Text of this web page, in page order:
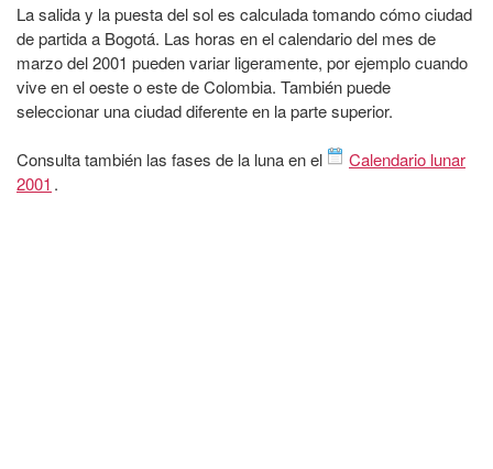
La salida y la puesta del sol es calculada tomando cómo ciudad
de partida a Bogotá. Las horas en el calendario del mes de
marzo del 2001 pueden variar ligeramente, por ejemplo cuando
vive en el oeste o este de Colombia. También puede
seleccionar una ciudad diferente en la parte superior.
Consulta también las fases de la luna en el
Calendario lunar
2001 .